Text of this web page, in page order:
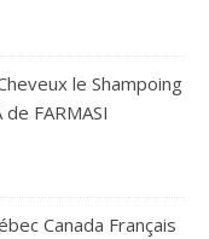
le Shampoing
FARMASI
Canada Français